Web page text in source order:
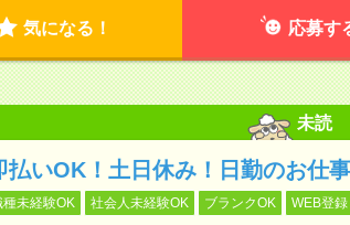
気になる！ 応募す
未読
払いOK！土日休み！日勤のお仕
種未経験OK 社会人未経験OK ブランクOK WEB登